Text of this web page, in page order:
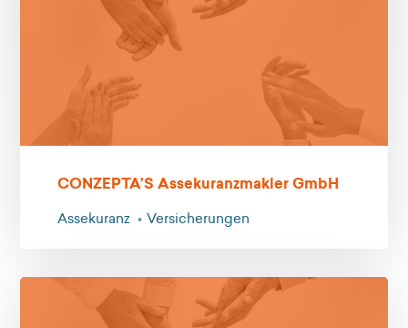
CONZEPTA’S Assekuranzmakler GmbH
Assekuranz Versicherungen